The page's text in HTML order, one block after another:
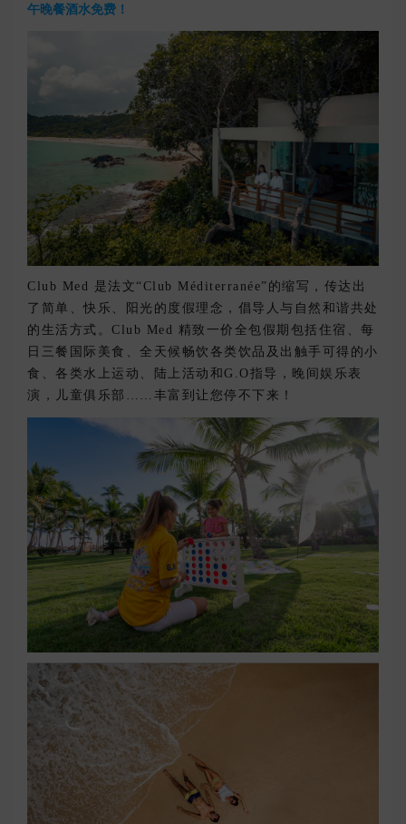
午晚餐酒水免费！
Club Med 是法文“Club Méditerranée”的缩写，传达出
了简单、快乐、阳光的度假理念，倡导人与自然和谐共处
的生活方式。Club Med 精致一价全包假期包括住宿、每
日三餐国际美食、全天候畅饮各类饮品及出触手可得的小
食、各类水上运动、陆上活动和G.O指导，晚间娱乐表
演，儿童俱乐部……丰富到让您停不下来！